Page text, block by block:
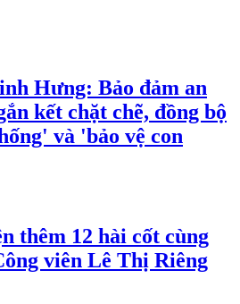
Hưng: Bảo đảm an
kết chặt chẽ, đồng bộ
và 'bảo vệ con
thêm 12 hài cốt cùng
viên Lê Thị Riêng